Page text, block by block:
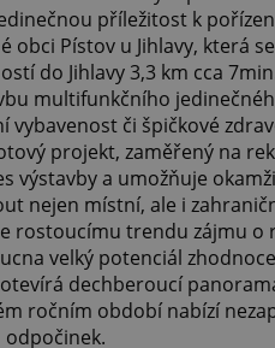
příležitost k
obci Pístov u Jihlavy, která
do Jihlavy 3,3 km cca
multifunkčního
či špičkové
projekt, zaměřený na
výstavby a umožňuje
nejen místní, ale i
rostoucímu trendu zájmu o
velký potenciál
dechberoucí
ročním období nabízí